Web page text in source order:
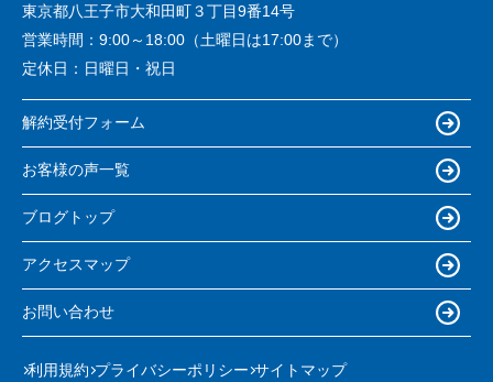
東京都八王子市大和田町３丁目9番14号
営業時間： 9:00～18:00（土曜日は17:00まで）
定休日： 日曜日・祝日
解約受付フォーム
お客様の声一覧
ブログトップ
アクセスマップ
お問い合わせ
利用規約 プライバシーポリシー サイトマップ